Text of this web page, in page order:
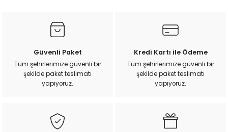
Güvenli Paket
Tüm şehirlerimize güvenli bir
şekilde paket teslimatı
yapıyoruz.
Kredi Kartı ile Ödeme
Tüm şehirlerimize güvenli bir
şekilde paket teslimatı
yapıyoruz.